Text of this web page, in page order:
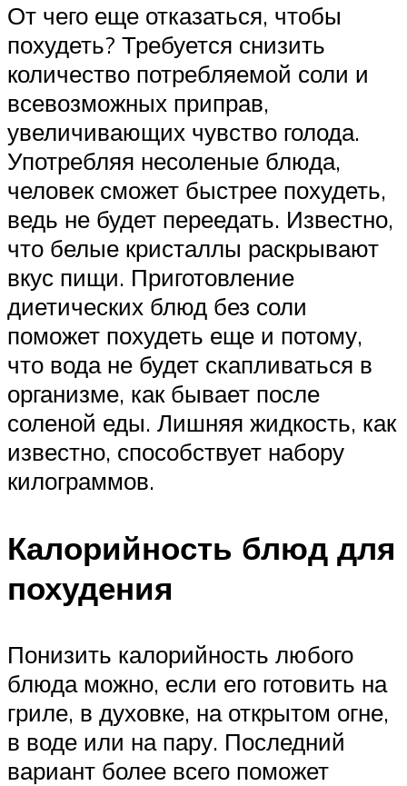
От чего еще отказаться, чтобы
похудеть? Требуется снизить
количество потребляемой соли и
всевозможных приправ,
увеличивающих чувство голода.
Употребляя несоленые блюда,
человек сможет быстрее похудеть,
ведь не будет переедать. Известно,
что белые кристаллы раскрывают
вкус пищи. Приготовление
диетических блюд без соли
поможет похудеть еще и потому,
что вода не будет скапливаться в
организме, как бывает после
соленой еды. Лишняя жидкость, как
известно, способствует набору
килограммов.
Калорийность блюд для
похудения
Понизить калорийность любого
блюда можно, если его готовить на
гриле, в духовке, на открытом огне,
в воде или на пару. Последний
вариант более всего поможет